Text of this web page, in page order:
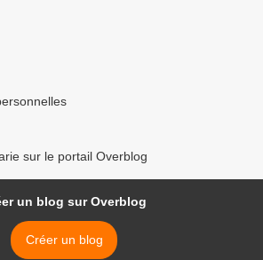
sur le portail Overblog
un blog sur Overblog
Créer un blog